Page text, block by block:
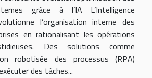
grâce à l’IA L’Intelligence
l’organisation interne des
en rationalisant les opérations
Des solutions comme
robotisée des processus (RPA)
des tâches...